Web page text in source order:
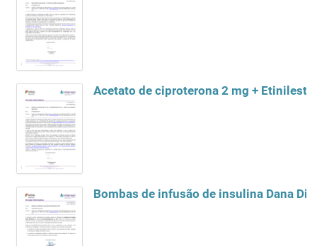
Acetato de ciproterona 2 mg +
Bombas de infusão de insulina Dana